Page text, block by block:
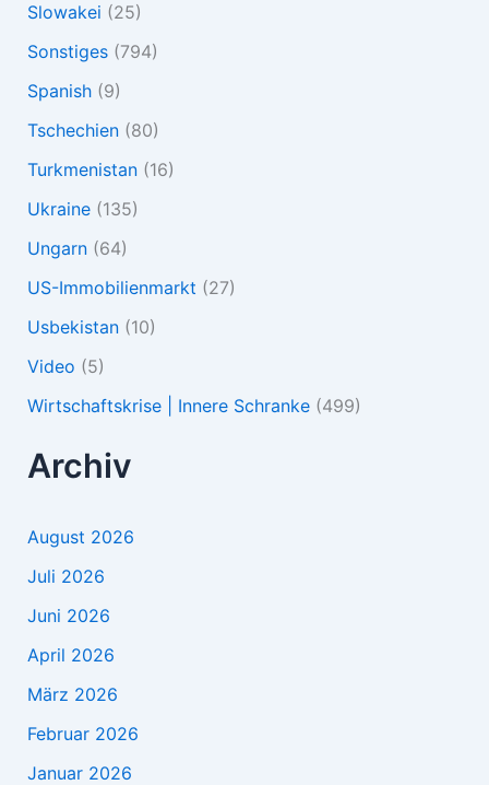
Slowakei (25)
Sonstiges(794)
Spanish(9)
Tschechien(80)
Turkmenistan(16)
Ukraine(135)
Ungarn(64)
US-Immobilienmarkt (27)
Usbekistan(10)
Video (5)
Wirtschaftskrise | Innere Schranke(499)
Archiv
August 2026
Juli 2026
Juni 2026
April 2026
März 2026
Februar 2026
Januar 2026